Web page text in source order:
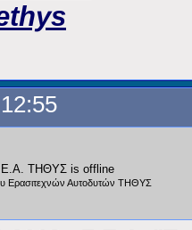
Ερασιτεχνών Αυτοδυτών ΤΗΘΥΣ